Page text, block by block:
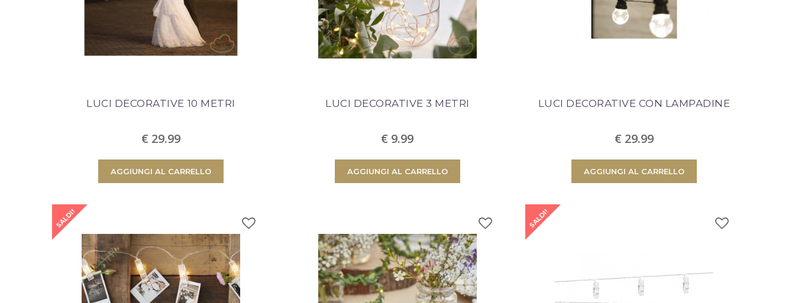
LUCI DECORATIVE 10 METRI
€ 29.99
AGGIUNGI AL CARRELLO
LUCI DECORATIVE 3 METRI
€ 9.99
AGGIUNGI AL CARRELLO
LUCI DECORATIVE CON LAMPADINE
€ 29.99
AGGIUNGI AL CARRELLO
SALDI! SALDI!
Totale
CONTINUA LO SHOPPING